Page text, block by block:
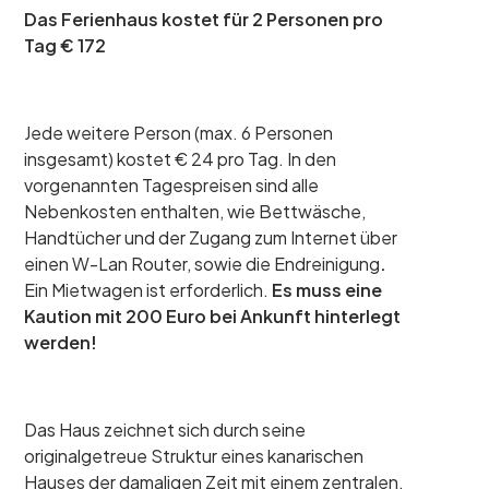
Das Ferienhaus kostet für 2 Personen pro
Tag € 172
Jede weitere Person (max. 6 Personen
insgesamt) kostet € 24 pro Tag. In den
vorgenannten Tagespreisen sind alle
Nebenkosten enthalten, wie Bettwäsche,
Handtücher und der Zugang zum Internet über
einen W-Lan Router, sowie die Endreinigung.
Ein Mietwagen ist erforderlich. Es muss eine
Kaution mit 200 Euro bei Ankunft hinterlegt
werden!
Das Haus zeichnet sich durch seine
originalgetreue Struktur eines kanarischen
Hauses der damaligen Zeit mit einem zentralen,